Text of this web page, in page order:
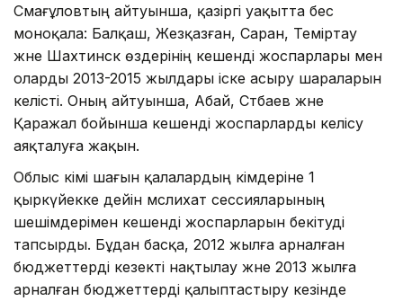
Смағұловтың айтуынша, қазіргі уақытта бес
моноқала: Балқаш, Жезқазған, Саран, Теміртау
және Шахтинск өздерінің кешенді жоспарлары мен
оларды 2013-2015 жылдары іске асыру шараларын
келісті. Оның айтуынша, Абай, Сәтбаев және
Қаражал бойынша кешенді жоспарларды келісу
аяқталуға жақын.
Облыс әкімі шағын қалалардың әкімдеріне 1
қыркүйекке дейін мәслихат сессияларының
шешімдерімен кешенді жоспарларын бекітуді
тапсырды. Бұдан басқа, 2012 жылға арналған
бюджеттерді кезекті нақтылау және 2013 жылға
арналған бюджеттерді қалыптастыру кезінде